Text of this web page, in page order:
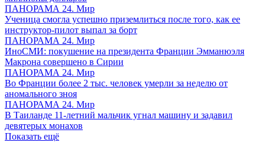
ПАНОРАМА 24. Мир
Ученица смогла успешно приземлиться после того, как ее
инструктор-пилот выпал за борт
ПАНОРАМА 24. Мир
ИноСМИ: покушение на президента Франции Эмманюэля
Макрона совершено в Сирии
ПАНОРАМА 24. Мир
Во Франции более 2 тыс. человек умерли за неделю от
аномального зноя
ПАНОРАМА 24. Мир
В Таиланде 11-летний мальчик угнал машину и задавил
девятерых монахов
Показать ещё